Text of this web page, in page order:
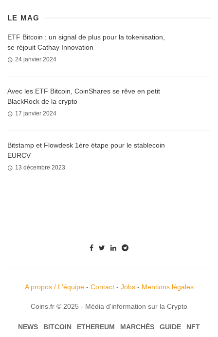
LE MAG
ETF Bitcoin : un signal de plus pour la tokenisation,
se réjouit Cathay Innovation
24 janvier 2024
Avec les ETF Bitcoin, CoinShares se rêve en petit
BlackRock de la crypto
17 janvier 2024
Bitstamp et Flowdesk 1ère étape pour le stablecoin
EURCV
13 décembre 2023
A propos / L'équipe- Contact- Jobs- Mentions légales
Coins.fr © 2025 - Média d'information sur la Crypto
NEWS BITCOIN ETHEREUM MARCHÉS GUIDE
NFT